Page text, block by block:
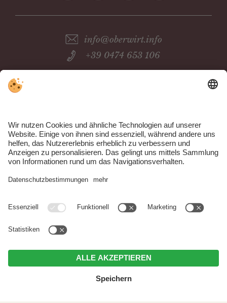
info@oberwirt.info
+39 0474 653 106
I-39030 Mühlwald
Südtirol | Italien
Anreise
MwSt.-Nr. IT02778000212 . CIN: IT021088A1FT62GACC .
Datenschutz .Individuelle Cookie-Einstellungen